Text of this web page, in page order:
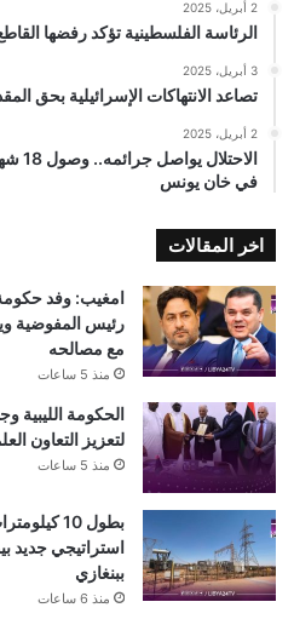
2 أبريل، 2025
الرئاسة الفلسطينية تؤكد رفضها
3 أبريل، 2025
تصاعد الانتهاكات الإسرائيلية بحق
2 أبريل، 2025
في خان يونس
اخر المقالات
امغيب: وفد حكومة
رئيس المفوضية
مع مصالحه
منذ 5 ساعات
الحكومة الليبية
لتعزيز التعاون
منذ 5 ساعات
بطول 10
استراتيجي جديد
ببنغازي
منذ 6 ساعات